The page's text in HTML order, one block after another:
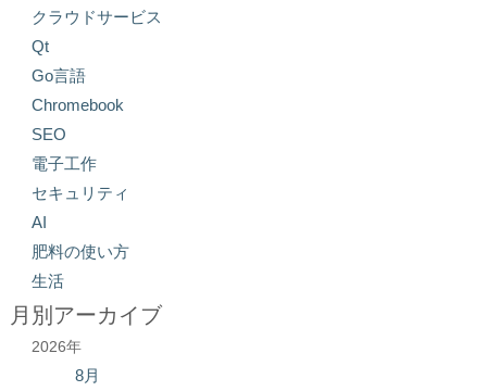
クラウドサービス
Qt
Go言語
Chromebook
SEO
電子工作
セキュリティ
AI
肥料の使い方
生活
月別アーカイブ
2026年
8月